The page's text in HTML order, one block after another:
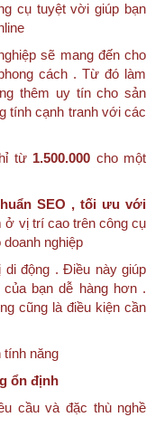
cụ tuyệt vời giúp bạn
sẽ mang đến cho
cách . Từ đó làm
thêm uy tín cho sản
tính cạnh tranh với các
từ 1.500.000 cho một
huẩn SEO , tối ưu với
ở vị trí cao trên công cụ
nghiệp
di động . Điều này giúp
bạn dễ hàng hơn .
cũng là điều kiện cần
tính năng
ổn định
cầu và đặc thù nghề